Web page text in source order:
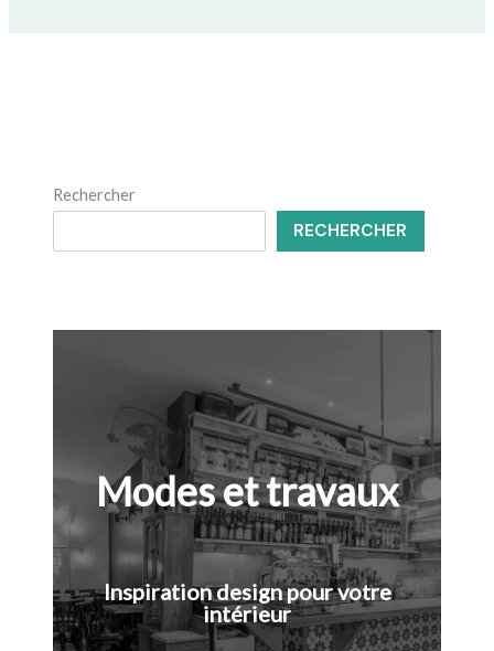
Rechercher
RECHERCHER
Modes et travaux
Inspiration design pour votre
intérieur